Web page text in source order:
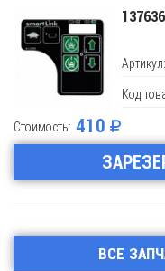
Артикул:
Код
Стоимость: 410
ВСЕ